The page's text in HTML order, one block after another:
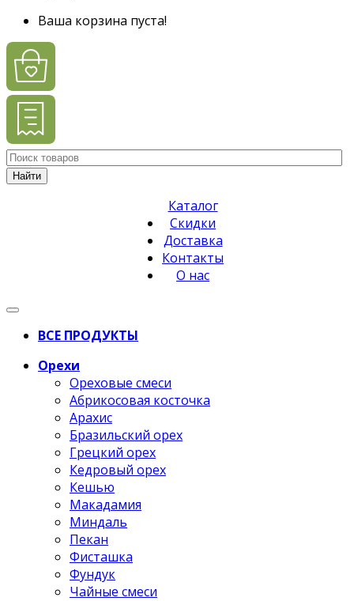
Ваша корзина пуста!
Найти
Каталог
Скидки
Доставка
Контакты
О нас
ВСЕ ПРОДУКТЫ
Орехи
Ореховые смеси
Абрикосовая косточка
Арахис
Бразильский орех
Грецкий орех
Кедровый орех
Кешью
Макадамия
Миндаль
Пекан
Фисташка
Фундук
Чайные смеси